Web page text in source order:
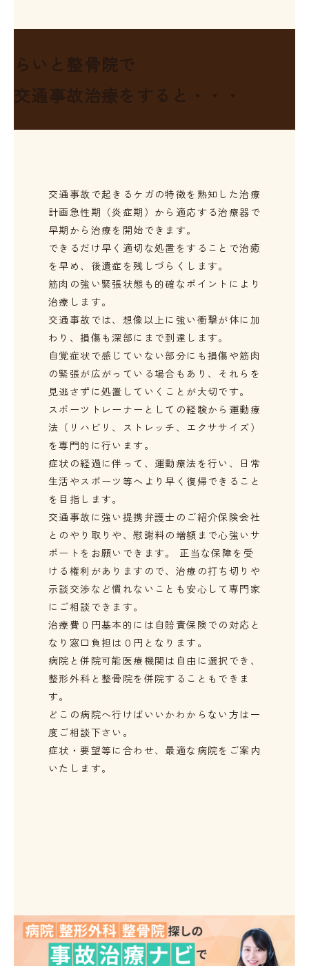
らいと整骨院で
交通事故治療を すると・・・
交通事故で起きるケガの特徴を熟知した治療
計画急性期（炎症期）から適応する治療器で
早期から治療を開始できます。
できるだけ早く適切な処置をすることで治癒
を早め、後遺症を残しづらくします。
筋肉の強い緊張状態も的確なポイントにより
治療します。
交通事故では、想像以上に強い衝撃が体に加
わり、損傷も深部にまで到達します。
自覚症状で感じていない部分にも損傷や筋肉
の緊張が広がっている場合もあり、それらを
見逃さずに処置していくことが大切です。
スポーツトレーナーとしての経験から運動療
法（リハビリ、ストレッチ、エクササイズ）
を専門的に行います。
症状の経過に伴って、運動療法を行い、日常
生活やスポーツ等へより早く復帰できること
を目指します。
交通事故に強い提携弁護士のご紹介保険会社
とのやり取りや、慰謝料の増額まで心強いサ
ポートをお願いできます。 正当な保障を受
ける権利がありますので、治療の打ち切りや
示談交渉など慣れないことも安心して専門家
にご相談できます。
治療費０円基本的には自賠責保険での対応と
なり窓口負担は０円となります。
病院と併院可能 医療機関は自由に選択でき、
整形外科と整骨院を併院することもできま
す。
どこの病院へ行けばいいかわからない方は一
度ご相談下さい。
症状・要望等に合わせ、最適な病院をご案内
いたします。